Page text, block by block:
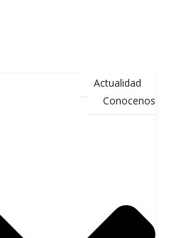
Actualidad
Conocenos